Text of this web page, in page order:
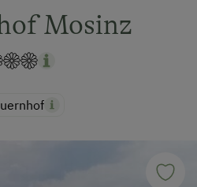
Mosinz